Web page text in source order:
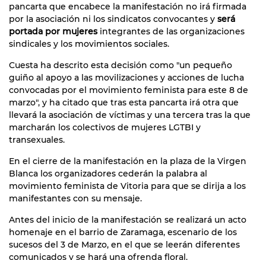
pancarta que encabece la manifestación no irá firmada
por la asociación ni los sindicatos convocantes y será
portada por mujeresintegrantes de las organizaciones
sindicales y los movimientos sociales.
Cuesta ha descrito esta decisión como "un pequeño
guiño al apoyo a las movilizaciones y acciones de lucha
convocadas por el movimiento feminista para este 8 de
marzo", y ha citado que tras esta pancarta irá otra que
llevará la asociación de víctimas y una tercera tras la que
marcharán los colectivos de mujeres LGTBI y
transexuales.
En el cierre de la manifestación en la plaza de la Virgen
Blanca los organizadores cederán la palabra al
movimiento feminista de Vitoria para que se dirija a los
manifestantes con su mensaje.
Antes del inicio de la manifestación se realizará un acto
homenaje en el barrio de Zaramaga, escenario de los
sucesos del 3 de Marzo, en el que se leerán diferentes
comunicados y se hará una ofrenda floral.